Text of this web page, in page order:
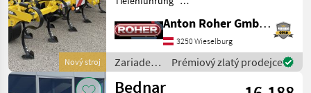
Nový stroj
Arbeitstiefenverstellung *
Hercules Zinken mit
200mm Gänsefußschar *
drei reihiger
Nachlaufstriegel mit v
Anton Roher GmbH (ACA Center Roher)
3250 Wieselburg
Zariadenia
na
obrábanie
Prémiový zlatý prodejce
Bednar